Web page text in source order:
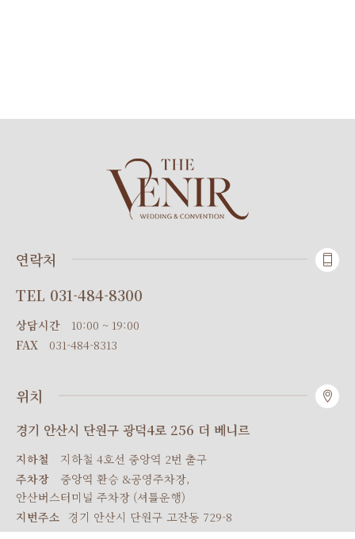
연락처
TEL 031-484-8300
상담시간
10:00 ~ 19:00
FAX
031-484-8313
위치
경기 안산시 단원구 광덕4로 256 더 베니르
지하철
지하철 4호선 중앙역 2번 출구
주차장
중앙역 환승 &공영주차장,
안산버스터미널 주차장 (셔틀운행)
지번주소 경기 안산시 단원구 고잔동 729-8